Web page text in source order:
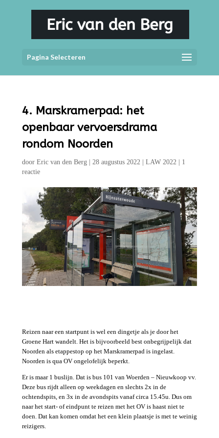
Pagina Selecteren
4. Marskramerpad: het
openbaar vervoersdrama
rondom Noorden
door Eric van den Berg| 28 augustus 2022| LAW 2022| 1
reactie
Reizen naar een startpunt is wel een dingetje als je door het
Groene Hart wandelt. Het is bijvoorbeeld best onbegrijpelijk dat
Noorden als etappestop op het Marskramerpad is ingelast.
Noorden is qua OV ongelofelijk beperkt.
Er is maar 1 buslijn. Dat is bus 101 van Woerden – Nieuwkoop vv.
Deze bus rijdt alleen op weekdagen en slechts 2x in de
ochtendspits, en 3x in de avondspits vanaf circa 15.45u. Dus om
naar het start- of eindpunt te reizen met het OV is haast niet te
doen. Dat kan komen omdat het een klein plaatsje is met te weinig
reizigers.